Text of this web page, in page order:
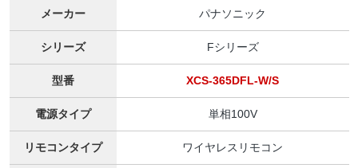
メーカー パナソニック
シリーズ Fシリーズ
型番 XCS-365DFL-W/S
電源タイプ 単相100V
リモコンタイプ ワイヤレスリモコン